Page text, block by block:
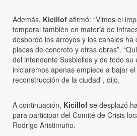
Además, Kicillof afirmó: “Vimos el
temporal también en materia de
desbordó los arroyos y los canales ha
placas de concreto y otras obras”.
del intendente Susbielles y de todo su
iniciaremos apenas empiece a bajar
reconstrucción de la ciudad”, dijo.
A continuación, Kicillof se desplazó
para participar del Comité de Crisis
Rodrigo Aristimuño.